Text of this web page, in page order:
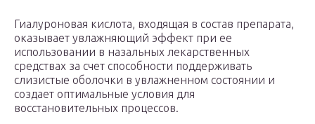
Гиалуроновая кислота, входящая в состав препарата,
оказывает увлажняющий эффект при ее
использовании в назальных лекарственных
средствах за счет способности поддерживать
слизистые оболочки в увлажненном состоянии и
создает оптимальные условия для
восстановительных процессов.